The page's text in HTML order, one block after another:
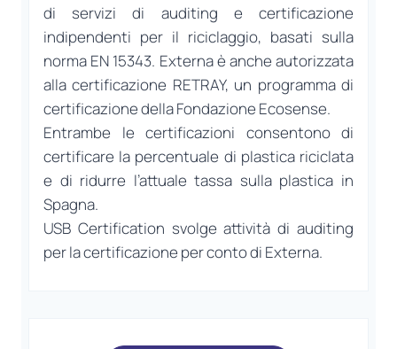
di servizi di auditing e certificazione
indipendenti per il riciclaggio, basati sulla
norma EN 15343. Externa è anche autorizzata
alla certificazione RETRAY, un programma di
certificazione della Fondazione Ecosense.
Entrambe le certificazioni consentono di
certificare la percentuale di plastica riciclata
e di ridurre l’attuale tassa sulla plastica in
Spagna.
USB Certification svolge attività di auditing
per la certificazione per conto di Externa.